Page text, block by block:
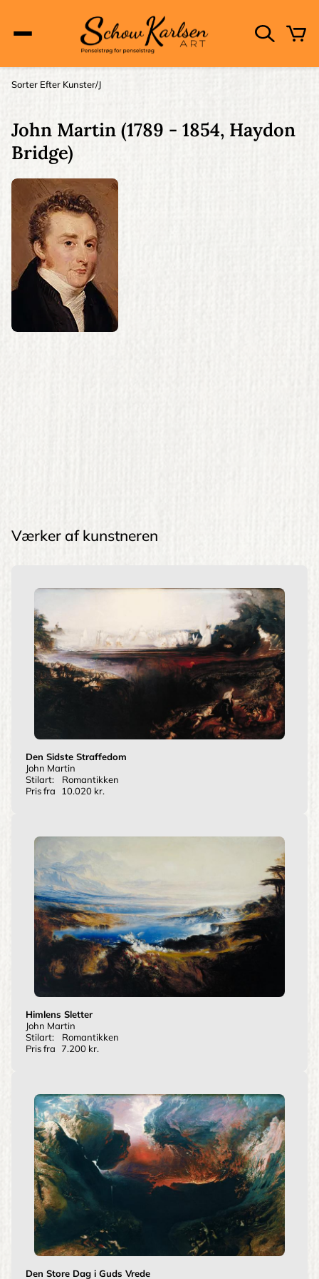
navigation
Brødkrumme
Sorter Efter Kunster J
John Martin (1789 - 1854, Haydon
Bridge)
Værker af kunstneren
Den Sidste Straffedom
John Martin
Stilart:
Romantikken
Pris fra
10.020 kr.
Himlens Sletter
John Martin
Stilart:
Romantikken
Pris fra 7.200 kr.
Den Store Dag i Guds Vrede